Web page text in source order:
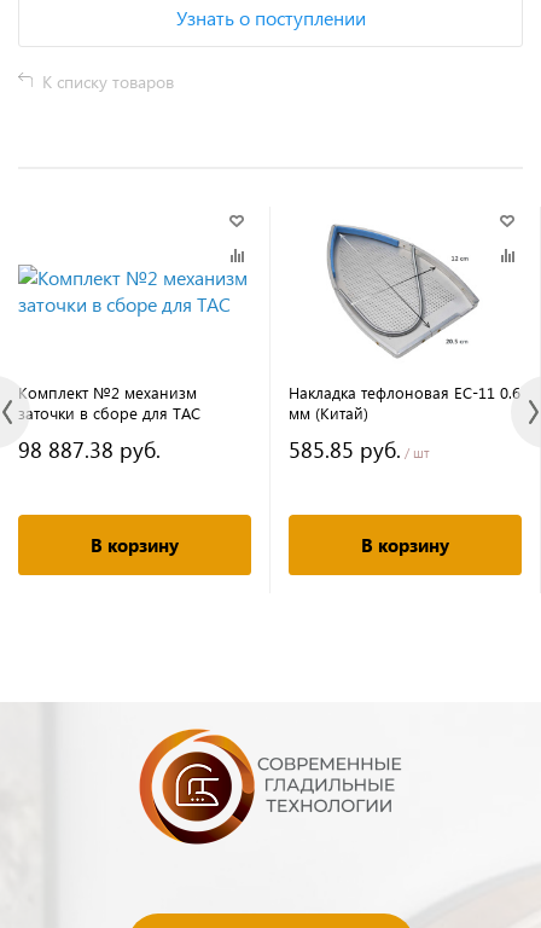
Узнать о поступлении
К списку товаров
Комплект №2 механизм
заточки в сборе для TAC
98 887.38 руб.
В корзину
Накладка тефлоновая EC-11 0.6
мм (Китай)
585.85 руб. / шт
В корзину